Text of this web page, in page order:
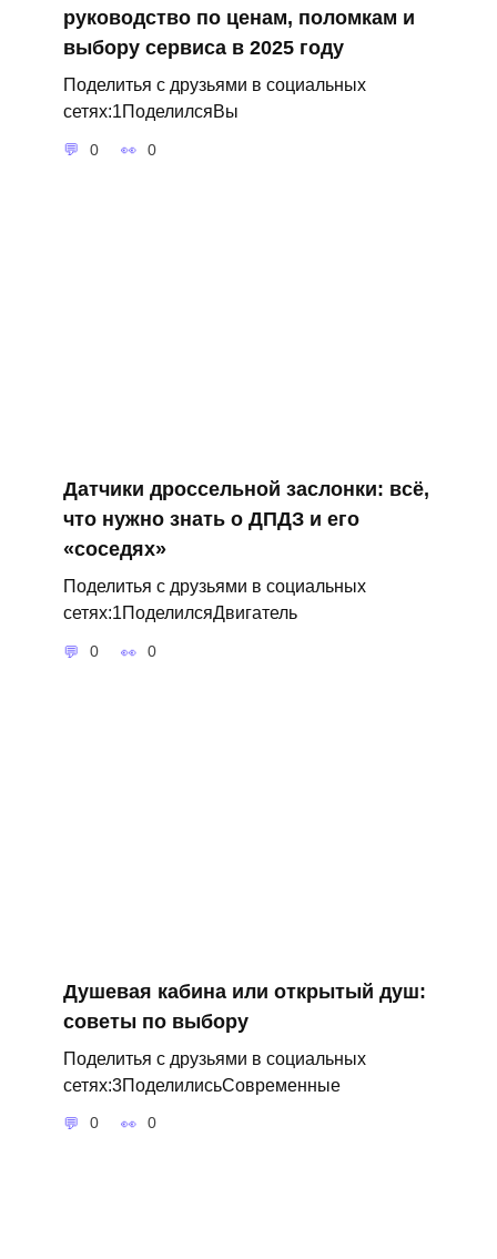
руководство по ценам, поломкам и
выбору сервиса в 2025 году
Поделитья с друзьями в социальных
сетях:1ПоделилсяВы
0 0
Датчики дроссельной заслонки: всё,
что нужно знать о ДПДЗ и его
«соседях»
Поделитья с друзьями в социальных
сетях:1ПоделилсяДвигатель
0 0
Душевая кабина или открытый душ:
советы по выбору
Поделитья с друзьями в социальных
сетях:3ПоделилисьСовременные
0 0